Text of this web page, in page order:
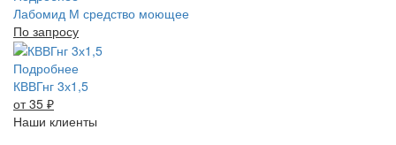
Лабомид М средство моющее
По запросу
Подробнее
КВВГнг 3х1,5
от 35 ₽
Наши клиенты